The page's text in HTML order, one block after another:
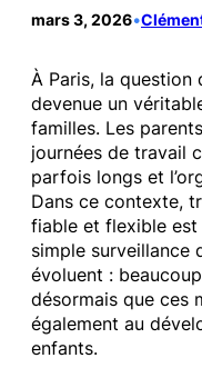
mars 3, 2026•
À Paris, la question
devenue un
familles. Les
journées de travail
parfois longs et
Dans ce contexte,
fiable et flexible est
simple surveillance
évoluent :
désormais que ces
également au
enfants.